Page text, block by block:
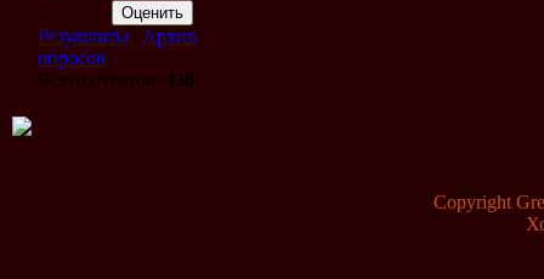
Результаты | Архив
опросов
Всего ответов: 438
Copyright